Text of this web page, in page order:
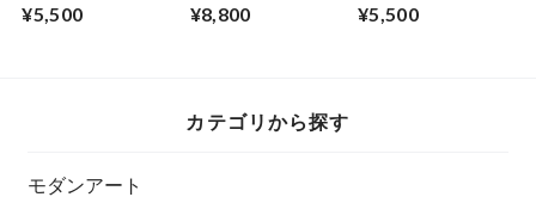
¥5,500 ¥8,800 ¥5,500
カテゴリから探す
モダンアート